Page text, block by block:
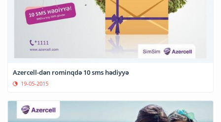
Azercell-dən rominqdə 10 sms hədiyyə
19-05-2015